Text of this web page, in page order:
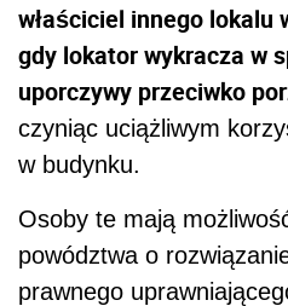
właściciel innego lokalu
gdy lokator wykracza w
uporczywy przeciwko
czyniąc uciążliwym
w budynku.
Osoby te mają
powództwa o
prawnego